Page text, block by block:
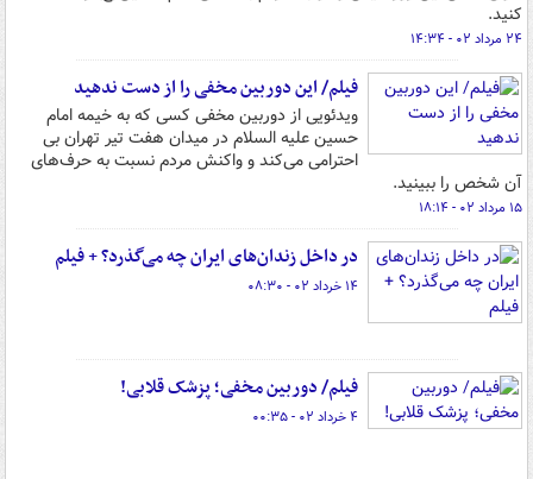
کنید.
۲۴ مرداد ۰۲ - ۱۴:۳۴
فیلم/ این دوربین مخفی را از دست ندهید
ویدئویی از دوربین مخفی کسی که به خیمه امام
حسین علیه السلام در میدان هفت تیر تهران بی
احترامی می‌کند و واکنش مردم نسبت به حرف‌های
آن شخص را ببینید.
۱۵ مرداد ۰۲ - ۱۸:۱۴
در داخل زندان‌های ایران چه می‌گذرد؟ + فیلم
۱۴ خرداد ۰۲ - ۰۸:۳۰
فیلم/ دوربین مخفی؛ پزشک قلابی!
۴ خرداد ۰۲ - ۰۰:۳۵